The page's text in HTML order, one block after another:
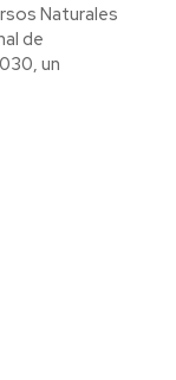
Naturales
de
un